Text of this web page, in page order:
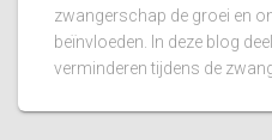
zwangerschap de groei en
beïnvloeden. In deze blog
verminderen tijdens de